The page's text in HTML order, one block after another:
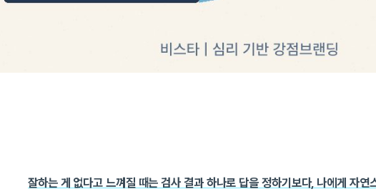
잘하는 게 없다고 느껴질 때는 검사 결과 하나로 답을 정하기보다, 나에게 자연